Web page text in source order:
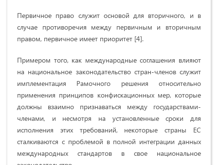
Первичное право служит основой для вторичного, и в
случае противоречия между первичным и вторичным
правом, первичное имеет приоритет [4].
Примером того, как международные соглашения влияют
на национальное законодательство стран-членов служит
имплементация Рамочного решения относительно
применения принципов конфискационных мер, которые
должны взаимно признаваться между государствами-
членами, и несмотря на установленные сроки для
исполнения этих требований, некоторые страны ЕС
сталкиваются с проблемой в полной интеграции данных
международных стандартов в свое национальное